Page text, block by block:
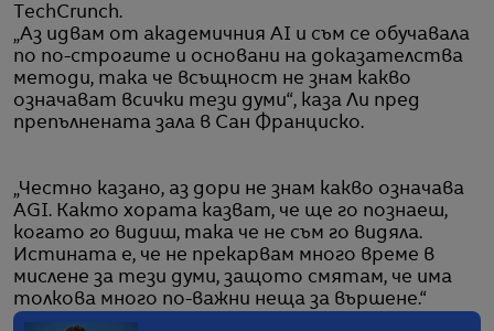
ТechCrunch.
„Аз идвам от академичния AI и съм се обучавала
по по-строгите и основани на доказателства
методи, така че всъщност не знам какво
означават всички тези думи“, каза Ли пред
препълнената зала в Сан Франциско.
„Честно казано, аз дори не знам какво означава
AGI. Както хората казват, че ще го познаеш,
когато го видиш, така че не съм го видяла.
Истината е, че не прекарвам много време в
мислене за тези думи, защото смятам, че има
толкова много по-важни неща за вършене.“